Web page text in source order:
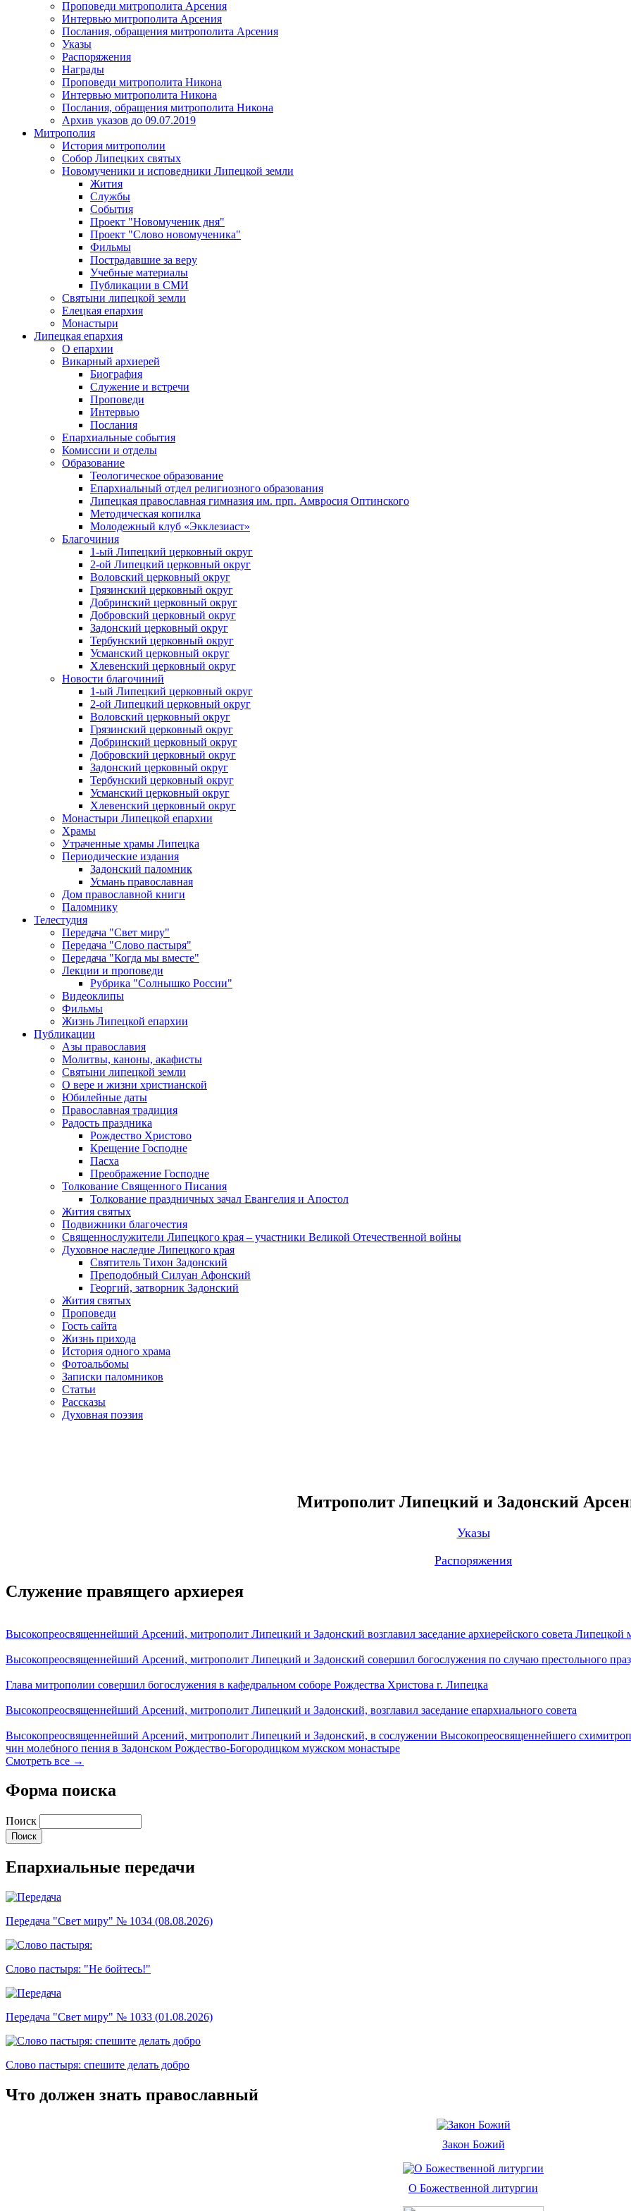
Проповеди митрополита Арсения
Интервью митрополита Арсения
Послания, обращения митрополита Арсения
Указы
Распоряжения
Награды
Проповеди митрополита Никона
Интервью митрополита Никона
Послания, обращения митрополита Никона
Архив указов до 09.07.2019
Митрополия
История митрополии
Собор Липецких святых
Новомученики и исповедники Липецкой земли
Жития
Службы
События
Проект "Новомученик дня"
Проект "Слово новомученика"
Фильмы
Пострадавшие за веру
Учебные материалы
Публикации в СМИ
Святыни липецкой земли
Елецкая епархия
Монастыри
Липецкая епархия
О епархии
Викарный архиерей
Биография
Служение и встречи
Проповеди
Интервью
Послания
Епархиальные события
Комиссии и отделы
Образование
Теологическое образование
Епархиальный отдел религиозного образования
Липецкая православная гимназия им. прп. Амвросия Оптинского
Методическая копилка
Молодежный клуб «Экклезиаст»
Благочиния
1-ый Липецкий церковный округ
2-ой Липецкий церковный округ
Воловский церковный округ
Грязинский церковный округ
Добринский церковный округ
Добровский церковный округ
Задонский церковный округ
Тербунский церковный округ
Усманский церковный округ
Хлевенский церковный округ
Новости благочиний
1-ый Липецкий церковный округ
2-ой Липецкий церковный округ
Воловский церковный округ
Грязинский церковный округ
Добринский церковный округ
Добровский церковный округ
Задонский церковный округ
Тербунский церковный округ
Усманский церковный округ
Хлевенский церковный округ
Монастыри Липецкой епархии
Храмы
Утраченные храмы Липецка
Периодические издания
Задонский паломник
Усмань православная
Дом православной книги
Паломнику
Телестудия
Передача "Свет миру"
Передача "Слово пастыря"
Передача "Когда мы вместе"
Лекции и проповеди
Рубрика "Солнышко России"
Видеоклипы
Фильмы
Жизнь Липецкой епархии
Публикации
Азы православия
Молитвы, каноны, акафисты
Святыни липецкой земли
О вере и жизни христианской
Юбилейные даты
Православная традиция
Радость праздника
Рождество Христово
Крещение Господне
Пасха
Преображение Господне
Толкование Священного Писания
Толкование праздничных зачал Евангелия и Апостол
Жития святых
Подвижники благочестия
Священнослужители Липецкого края – участники Великой Отечественной войны
Духовное наследие Липецкого края
Святитель Тихон Задонский
Преподобный Силуан Афонский
Георгий, затворник Задонский
Жития святых
Проповеди
Гость сайта
Жизнь прихода
История одного храма
Фотоальбомы
Записки паломников
Статьи
Рассказы
Духовная поэзия
Митрополит Липецкий и Задонский
Указы
Распоряжения
Служение правящего архиерея
Высокопреосвященнейший Арсений, митрополит Липецкий и Задонский возглавил заседание архиерейского совета Липецкой
Высокопреосвященнейший Арсений, митрополит Липецкий и Задонский совершил богослужения по случаю престольного
Глава митрополии совершил богослужения в кафедральном соборе Рождества Христова г. Липецка
Высокопреосвященнейший Арсений, митрополит Липецкий и Задонский, возглавил заседание епархиального совета
Высокопреосвященнейший Арсений, митрополит Липецкий и Задонский, в сослужении Высокопреосвященнейшего
чин молебного пения в Задонском Рождество-Богородицком мужском монастыре
Смотреть все →
Форма поиска
Поиск
Епархиальные передачи
Передача "Свет миру" № 1034 (08.08.2026)
Слово пастыря: "Не бойтесь!"
Передача "Свет миру" № 1033 (01.08.2026)
Слово пастыря: спешите делать добро
Что должен знать православный
Закон Божий
О Божественной литургии